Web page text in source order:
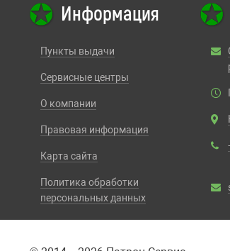
Информация
Пункты выдачи
Сервисные центры
О компании
Правовая информация
Карта сайта
Политика обработки
персональных данных